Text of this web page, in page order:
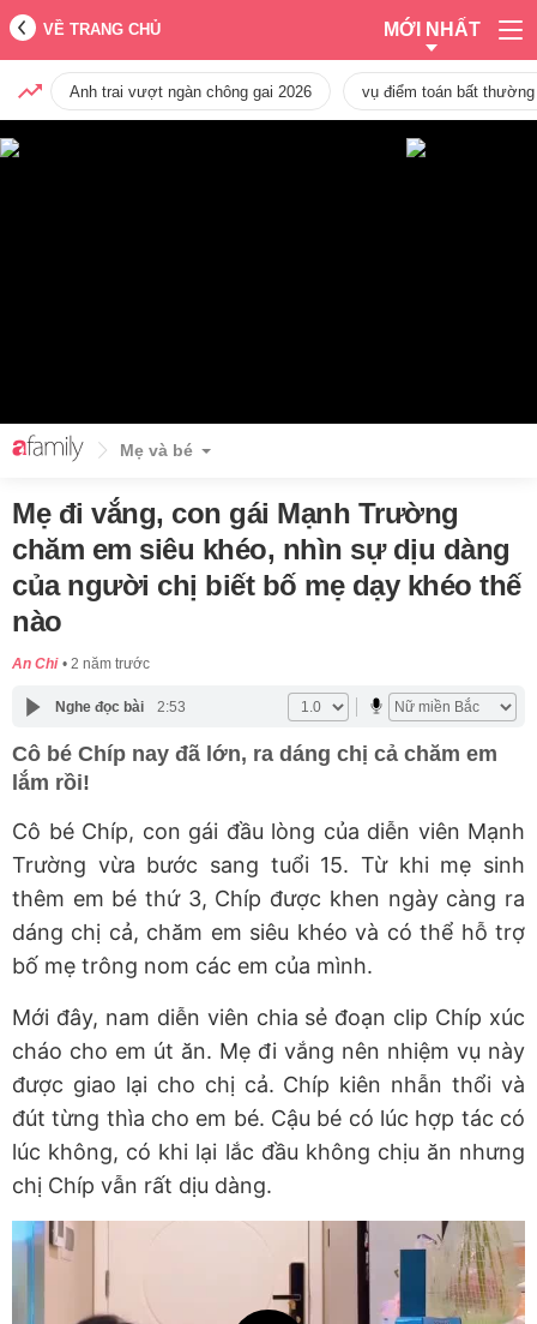
VỀ TRANG CHỦ MỚI NHẤT
Anh trai vượt ngàn chông gai 2026 vụ điểm toán bất
Mẹ và bé
Mẹ đi vắng, con gái Mạnh Trường
chăm em siêu khéo, nhìn sự dịu dàng
của người chị biết bố mẹ dạy khéo thế
nào
An Chi 2 năm trước
Nghe đọc bài 2:53
Cô bé Chíp nay đã lớn, ra dáng chị cả chăm em
lắm rồi!
Cô bé Chíp, con gái đầu lòng của diễn viên Mạnh
Trường vừa bước sang tuổi 15. Từ khi mẹ sinh
thêm em bé thứ 3, Chíp được khen ngày càng ra
dáng chị cả, chăm em siêu khéo và có thể hỗ trợ
bố mẹ trông nom các em của mình.
Mới đây, nam diễn viên chia sẻ đoạn clip Chíp xúc
cháo cho em út ăn. Mẹ đi vắng nên nhiệm vụ này
được giao lại cho chị cả. Chíp kiên nhẫn thổi và
đút từng thìa cho em bé. Cậu bé có lúc hợp tác có
lúc không, có khi lại lắc đầu không chịu ăn nhưng
chị Chíp vẫn rất dịu dàng.